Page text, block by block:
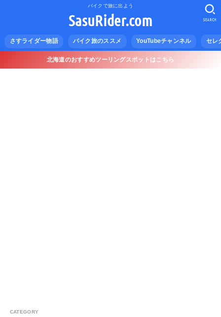
バイクで旅に出よう
SasuRider.com
さすライダー物語 バイク旅のススメ YouTubeチャンネル セレ
SEARCH
北海道のおすすめツーリングスポットはこちら